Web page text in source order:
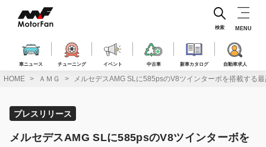
ス
車ニュース チューニング イベント 中古車 新車カタログ 自動車求人
検索 MENU
HOME ＡＭＧ メルセデスAMG SLに585psのV8ツインターボを搭載する
プレスリリース
メルセデスAMG SLに585psのV8ツインターボを